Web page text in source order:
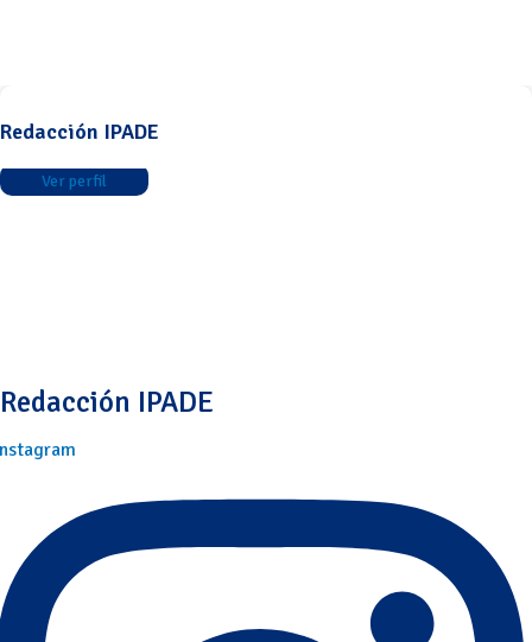
Redacción IPADE
Ver perfil
Redacción IPADE